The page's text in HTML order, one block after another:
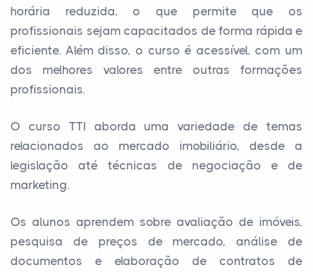
horária reduzida, o que permite que os
profissionais sejam capacitados de forma rápida e
eficiente. Além disso, o curso é acessível, com um
dos melhores valores entre outras formações
profissionais.
O curso TTI aborda uma variedade de temas
relacionados ao mercado imobiliário, desde a
legislação até técnicas de negociação e de
marketing.
Os alunos aprendem sobre avaliação de imóveis,
pesquisa de preços de mercado, análise de
documentos e elaboração de contratos de